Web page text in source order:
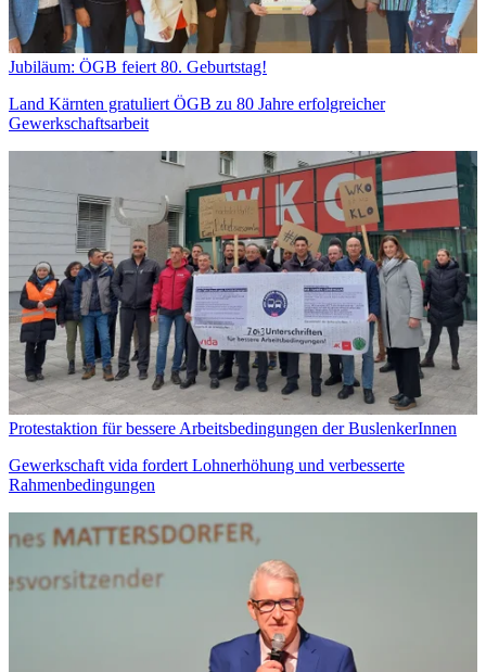
Jubiläum: ÖGB feiert 80. Geburtstag!
Land Kärnten gratuliert ÖGB zu 80 Jahre erfolgreicher
Gewerkschaftsarbeit
Protestaktion für bessere Arbeitsbedingungen der BuslenkerInnen
Gewerkschaft vida fordert Lohnerhöhung und verbesserte
Rahmenbedingungen